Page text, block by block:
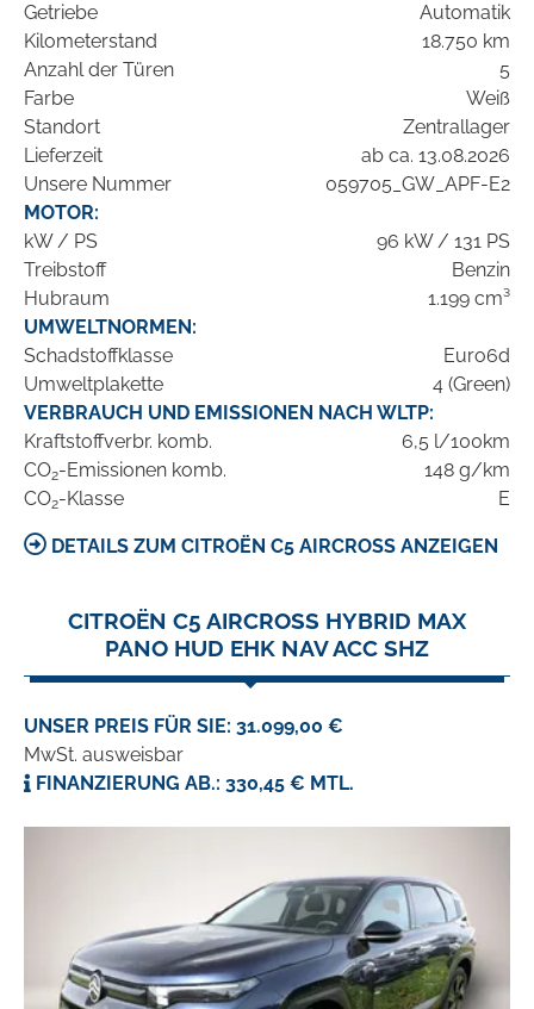
Getriebe
Automatik
Kilometerstand
18.750 km
Anzahl der Türen
5
Farbe
Weiß
Standort
Zentrallager
Lieferzeit
ab ca. 13.08.2026
Unsere Nummer
059705_GW_APF-E2
MOTOR:
kW / PS
96 kW / 131 PS
Treibstoff
Benzin
Hubraum
1.199 cm³
UMWELTNORMEN:
Schadstoffklasse
Euro6d
Umweltplakette
4 (Green)
VERBRAUCH UND EMISSIONEN NACH WLTP:
Kraftstoffverbr. komb.
6,5 l/100km
CO2-Emissionen komb.
148 g/km
CO2-Klasse E
DETAILS ZUM CITROËN C5 AIRCROSS ANZEIGEN
CITROËN C5 AIRCROSS HYBRID MAX
PANO HUD EHK NAV ACC SHZ
UNSER PREIS FÜR SIE: 31.099,00 €
MwSt. ausweisbar
FINANZIERUNG AB.: 330,45 € MTL.